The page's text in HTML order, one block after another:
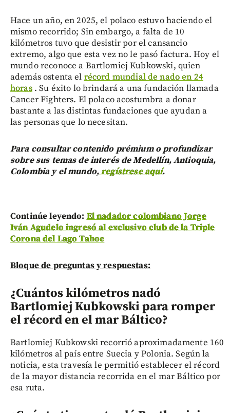
Hace un año, en 2025, el polaco estuvo haciendo el
mismo recorrido; Sin embargo, a falta de 10
kilómetros tuvo que desistir por el cansancio
extremo, algo que esta vez no le pasó factura. Hoy el
mundo reconoce a Bartlomiej Kubkowski, quien
además ostenta el récord mundial de nado en 24
horas. Su éxito lo brindará a una fundación llamada
Cancer Fighters. El polaco acostumbra a donar
bastante a las distintas fundaciones que ayudan a
las personas que lo necesitan.
Para consultar contenido prémium o profundizar
sobre sus temas de interés de Medellín, Antioquia,
Colombia y el mundo,regístrese aquí.
Continúe leyendo: El nadador colombiano Jorge
Iván Agudelo ingresó al exclusivo club de la Triple
Corona del Lago Tahoe
Bloque de preguntas y respuestas:
¿Cuántos kilómetros nadó
Bartlomiej Kubkowski para romper
el récord en el mar Báltico?
Bartlomiej Kubkowski recorrió aproximadamente 160
kilómetros al país entre Suecia y Polonia. Según la
noticia, esta travesía le permitió establecer el récord
de la mayor distancia recorrida en el mar Báltico por
esa ruta.